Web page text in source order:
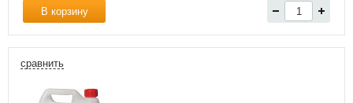
В корзину
сравнить